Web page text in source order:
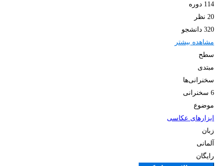
114 دوره
20 نظر
320 دانشجو
مشاهده بیشتر
سطح
مبتدی
سخنرانی‌ها
6 سخنرانی‌
موضوع
ابزارهای عکاسی
زبان
آلمانی
رایگان